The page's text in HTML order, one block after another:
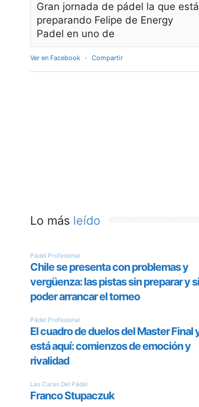
Gran jornada de pádel la que está
preparando Felipe de Energy
Padel en uno de
Ver en Facebook · Compartir
Lo más leído